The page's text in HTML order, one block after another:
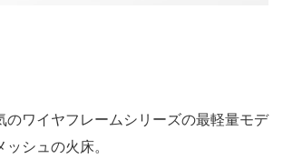
のワイヤフレームシリーズの最軽量モデ
シュの火床。